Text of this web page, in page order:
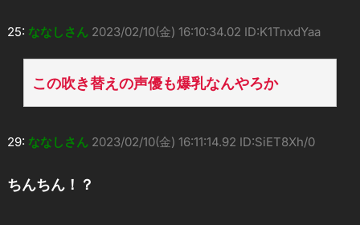
25: ななしさん 2023/02/10(金) 16:10:34.02 ID:K1TnxdYaa
この吹き替えの声優も爆乳なんやろか
29: ななしさん 2023/02/10(金) 16:11:14.92 ID:SiET8Xh/0
ちんちん！？